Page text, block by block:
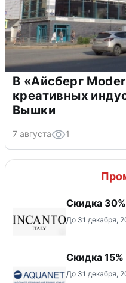
В «Айсберг
креативных
Вышки
7 августа 1
Скидка
До 31 декабря,
Скидка 15%
До 31 декабря,